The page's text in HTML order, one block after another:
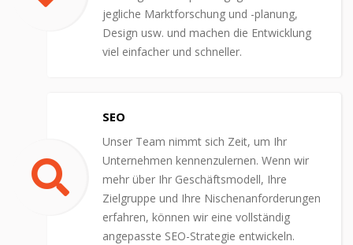
jegliche Marktforschung und -planung,
Design usw. und machen die Entwicklung
viel einfacher und schneller.
SEO
Unser Team nimmt sich Zeit, um Ihr
Unternehmen kennenzulernen. Wenn wir
mehr über Ihr Geschäftsmodell, Ihre
Zielgruppe und Ihre Nischenanforderungen
erfahren, können wir eine vollständig
angepasste SEO-Strategie entwickeln.